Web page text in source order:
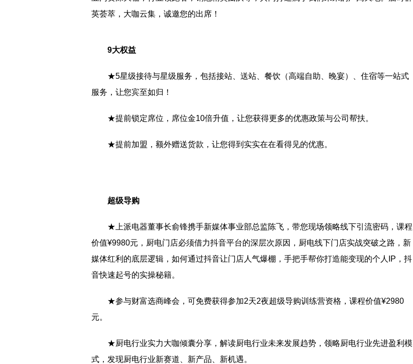
英荟萃，大咖云集，诚邀您的出席！
9大权益
★5星级接待与星级服务，包括接站、送站、餐饮（高端自助、晚宴）、住宿等一站式
服务，让您宾至如归！
★提前锁定席位，席位金10倍升值，让您获得更多的优惠政策与公司帮扶。
★提前加盟，额外赠送货款，让您得到实实在在看得见的优惠。
超级导购
★上派电器董事长俞锋携手新媒体事业部总监陈飞，带您现场领略线下引流密码，课程
价值¥9980元，厨电门店必须借力抖音平台的深层次原因，厨电线下门店实战突破之路，新
媒体红利的底层逻辑，如何通过抖音让门店人气爆棚，手把手帮你打造能变现的个人IP，抖
音快速起号的实操秘籍。
★参与财富选商峰会，可免费获得参加2天2夜超级导购训练营资格，课程价值¥2980
元。
★厨电行业实力大咖倾囊分享，解读厨电行业未来发展趋势，领略厨电行业先进盈利模
式，发现厨电行业新赛道、新产品、新机遇。